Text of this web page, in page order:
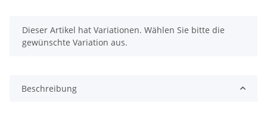
x
Dieser Artikel hat Variationen. Wählen Sie bitte die
gewünschte Variation aus.
Beschreibung